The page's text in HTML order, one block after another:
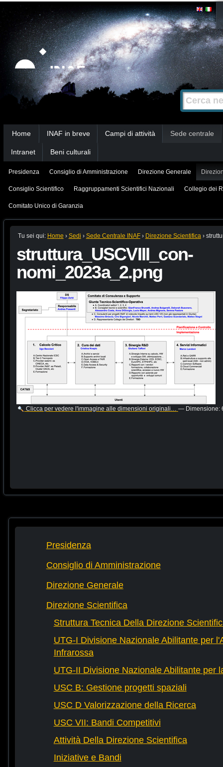
Strumenti
personali
Salta
contenuti.
|
Salta
alla
navigazione
Cerca nel
Ricerca
avanzata…
Home INAF in breve Campi di attività Sede centrale
Intranet Beni culturali
Presidenza Consiglio di Amministrazione Direzione Generale
Consiglio Scientifico Raggruppamenti Scientifici Nazionali Collegio dei
Comitato Unico di Garanzia
Tu sei qui: Home › Sedi › Sede Centrale INAF › Direzione Scientifica ›
struttura_USCVIII_con-
nomi_2023a_2.png
Clicca per vedere l'immagine alle dimensioni originali… — Dimensione:
Presidenza
Consiglio di Amministrazione
Direzione Generale
Direzione Scientifica
Struttura Tecnica Della Direzione
UTG-I Divisione Nazionale Abilitante per
Infrarossa
UTG-II Divisione Nazionale Abilitante per
USC B: Gestione progetti spaziali
USC D Valorizzazione della Ricerca
USC VII: Bandi Competitivi
Attività Della Direzione Scientifica
Iniziative e Bandi